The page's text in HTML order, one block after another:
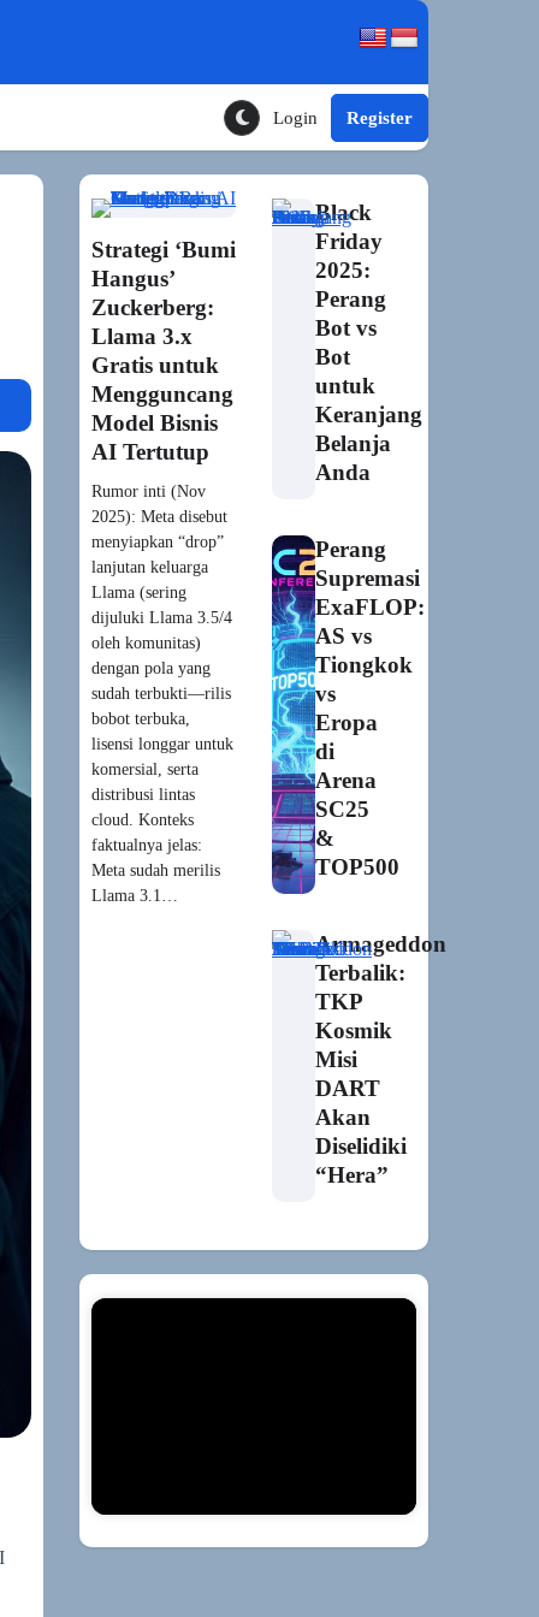
Toggle Theme Mode
Login Register
Strategi ‘Bumi
Hangus’
Zuckerberg:
Llama 3.x
Gratis untuk
Mengguncang
Model Bisnis
AI Tertutup
Rumor inti (Nov
2025): Meta disebut
menyiapkan “drop”
lanjutan keluarga
Llama (sering
dijuluki Llama 3.5/4
oleh komunitas)
dengan pola yang
sudah terbukti—rilis
bobot terbuka,
lisensi longgar untuk
komersial, serta
distribusi lintas
cloud. Konteks
faktualnya jelas:
Meta sudah merilis
Llama 3.1…
Black
Friday
2025:
Perang
Bot vs
Bot
untuk
Keranjang
Belanja
Anda
Perang
Supremasi
ExaFLOP:
AS vs
Tiongkok
vs
Eropa
di
Arena
SC25
&
TOP500
Armageddon
Terbalik:
TKP
Kosmik
Misi
DART
Akan
Diselidiki
“Hera”